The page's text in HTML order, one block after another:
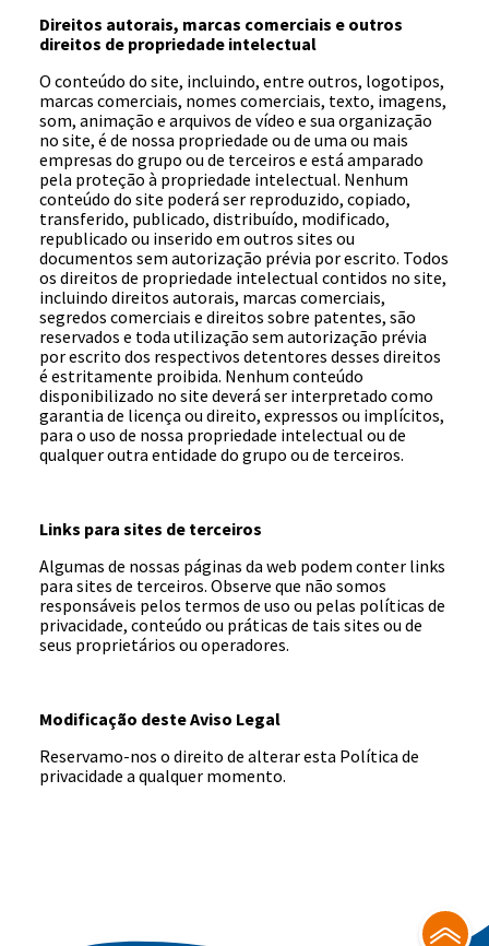
Direitos autorais, marcas comerciais e outros
direitos de propriedade intelectual
O conteúdo do site, incluindo, entre outros, logotipos,
marcas comerciais, nomes comerciais, texto, imagens,
som, animação e arquivos de vídeo e sua organização
no site, é de nossa propriedade ou de uma ou mais
empresas do grupo ou de terceiros e está amparado
pela proteção à propriedade intelectual. Nenhum
conteúdo do site poderá ser reproduzido, copiado,
transferido, publicado, distribuído, modificado,
republicado ou inserido em outros sites ou
documentos sem autorização prévia por escrito. Todos
os direitos de propriedade intelectual contidos no site,
incluindo direitos autorais, marcas comerciais,
segredos comerciais e direitos sobre patentes, são
reservados e toda utilização sem autorização prévia
por escrito dos respectivos detentores desses direitos
é estritamente proibida. Nenhum conteúdo
disponibilizado no site deverá ser interpretado como
garantia de licença ou direito, expressos ou implícitos,
para o uso de nossa propriedade intelectual ou de
qualquer outra entidade do grupo ou de terceiros.
Links para sites de terceiros
Algumas de nossas páginas da web podem conter links
para sites de terceiros. Observe que não somos
responsáveis pelos termos de uso ou pelas políticas de
privacidade, conteúdo ou práticas de tais sites ou de
seus proprietários ou operadores.
Modificação deste Aviso Legal
Reservamo-nos o direito de alterar esta Política de
privacidade a qualquer momento.